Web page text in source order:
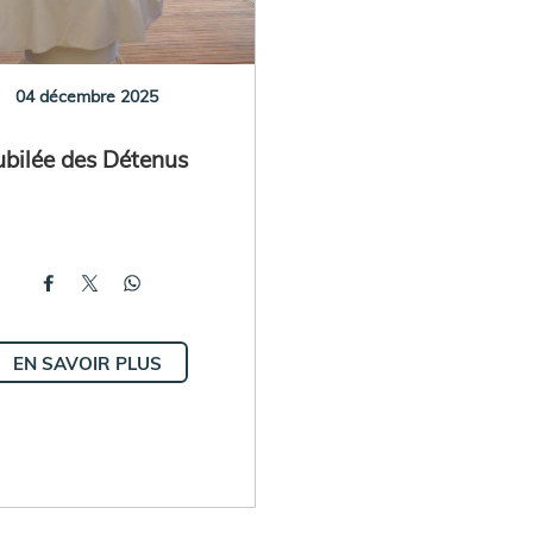
04 décembre 2025
des Détenus
EN SAVOIR PLUS